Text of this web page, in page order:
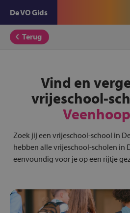
De VO Gids
Terug
Vind en
vrijeschool-
Veenhoop
Zoek jij een vrijeschool-school in
hebben alle vrijeschool-scholen in
eenvoundig voor je op een rijtje